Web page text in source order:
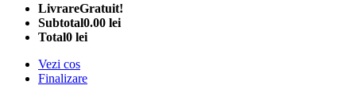
LivrareGratuit!
Subtotal0.00 lei
Total0 lei
Vezi cos
Finalizare